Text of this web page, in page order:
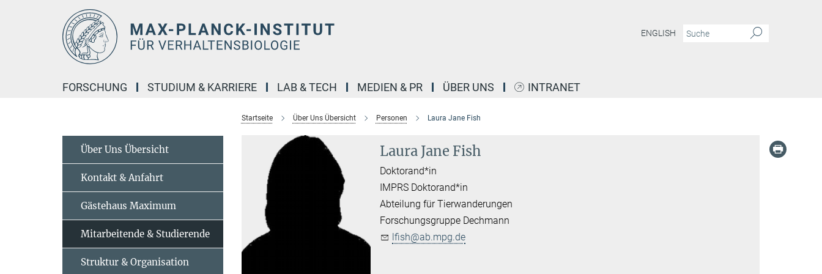
ENGLISH
FORSCHUNG STUDIUM & KARRIERE LAB & TECH MEDIEN & PR ÜBER UNS INTRANET
Startseite Über Uns Übersicht Personen Laura Jane Fish
Laura Jane Fish
Doktorand*in
IMPRS Doktorand*in
Abteilung für Tierwanderungen
Forschungsgruppe Dechmann
lfish@ab.mpg.de
Über Uns Übersicht
Kontakt & Anfahrt
Gästehaus Maximum
Mitarbeitende & Studierende
Struktur & Organisation